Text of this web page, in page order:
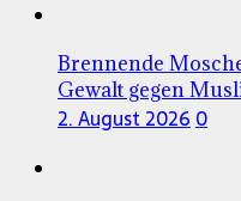
Brennende
Gewalt gegen
2. August 2026 0